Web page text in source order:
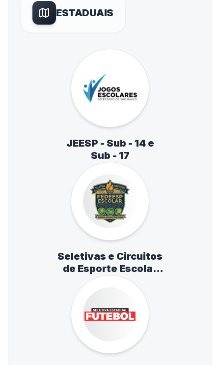
ESTADUAIS
JEESP - Sub - 14 e
Sub - 17
Seletivas e Circuitos
de Esporte Escolar
de Atletismo,
Natação e Tênis de
Mesa